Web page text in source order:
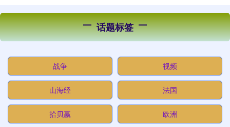
话题标签
战争 视频
山海经 法国
拾贝赢 欧洲